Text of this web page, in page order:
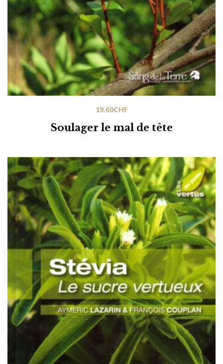
Soulager le mal de tête
19.60CHF